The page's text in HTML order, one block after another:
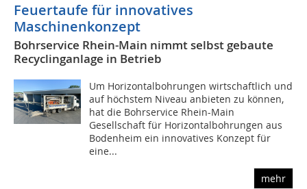
Feuertaufe für innovatives
Maschinenkonzept
Bohrservice Rhein-Main nimmt selbst gebaute
Recyclinganlage in Betrieb
Um Horizontalbohrungen wirtschaftlich und
auf höchstem Niveau anbieten zu können,
hat die Bohrservice Rhein-Main
Gesellschaft für Horizontalbohrungen aus
Bodenheim ein innovatives Konzept für
eine...
mehr